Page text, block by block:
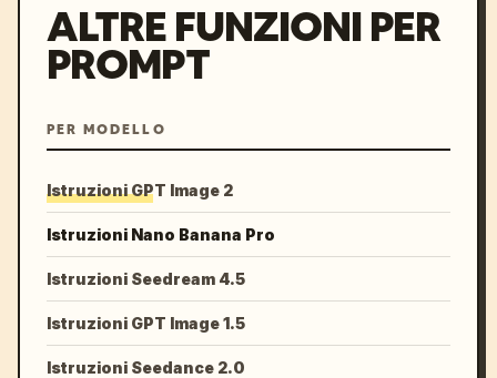
ALTRE FUNZIONI PER
PROMPT
PER MODELLO
Istruzioni GPT Image 2
Istruzioni Nano Banana Pro
Istruzioni Seedream 4.5
Istruzioni GPT Image 1.5
Istruzioni Seedance 2.0